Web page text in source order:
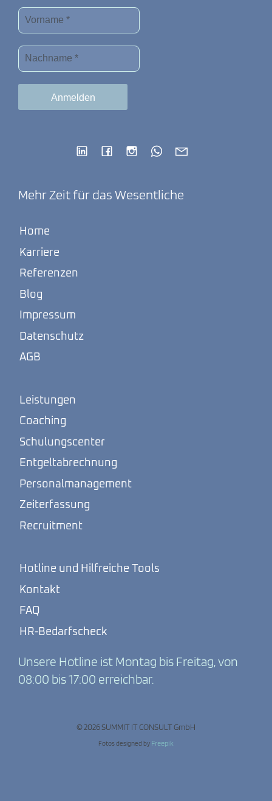
Mehr Zeit für das Wesentliche
Home
Karriere
Referenzen
Blog
Impressum
Datenschutz
AGB
Leistungen
Coaching
Schulungscenter
Entgeltabrechnung
Personalmanagement
Zeiterfassung
Recruitment
Hotline und Hilfreiche Tools
Kontakt
FAQ
HR-Bedarfscheck
Unsere Hotline ist Montag bis Freitag, von
08:00 bis 17:00 erreichbar.
© 2026 SUMMIT IT CONSULT GmbH
Fotos designed by Freepik